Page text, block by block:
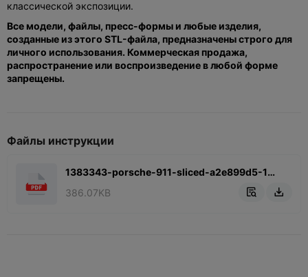
классической экспозиции.
Все модели, файлы, пресс-формы и любые изделия,
созданные из этого STL-файла, предназначены строго для
личного использования. Коммерческая продажа,
распространение или воспроизведение в любой форме
запрещены.
Файлы инструкции
1383343-porsche-911-sliced-a2e899d5-1aef-4d5d-88ea-9b86bef1a.pdf
386.07KB
 